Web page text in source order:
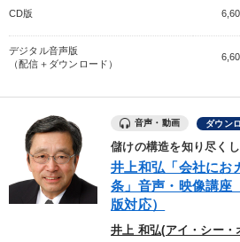
CD版
デジタル音声版
（配信＋ダウンロード）
音声・動画 ダウン
儲けの構造を知り尽く
井上和弘「会社にお
条」音声・映像講座
版対応）
井上 和弘(アイ・シー・